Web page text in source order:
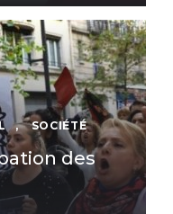
, SOCIÉTÉ
des